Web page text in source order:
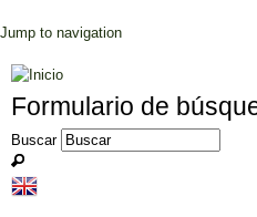
Jump to navigation
Formulario de
Buscar